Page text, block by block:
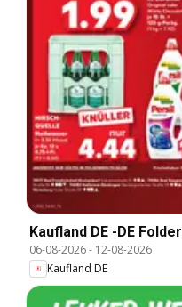
Kaufland DE -DE Folder
06-08-2026- 12-08-2026
Kaufland DE